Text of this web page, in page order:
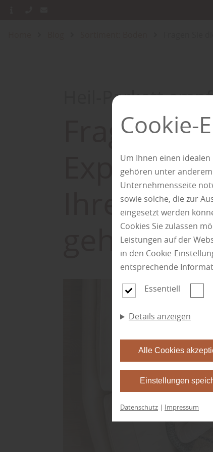
Heil-Parkett
Fragen
Experten
Ihren
geht
Cookie-
Um Ihnen einen
gehören unter
Unternehmensseite
sowie solche, die zur
eingesetzt werden
Cookies Sie zulassen
Leistungen auf der
in den Cookie-
entsprechende
Essentiell
Details anzeigen
Alle Cookies
Einstellungen
Datenschutz | Impressum